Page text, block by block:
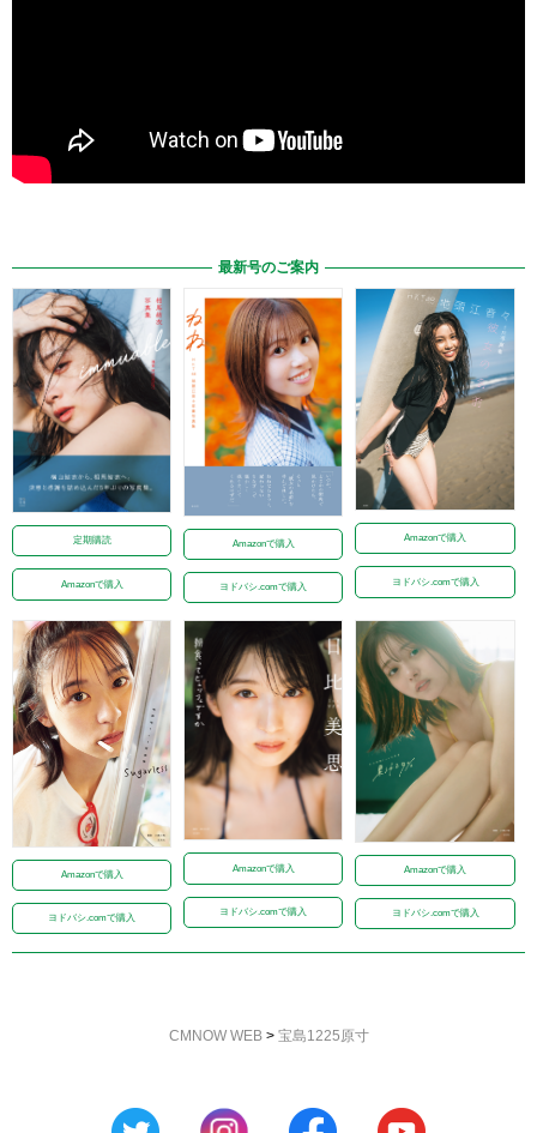
最新号のご案内
定期購読
Amazonで購入
Amazonで購入
ヨドバシ.comで購入
Amazonで購入
ヨドバシ.comで購入
Amazonで購入
ヨドバシ.comで購入
Amazonで購入
ヨドバシ.comで購入
Amazonで購入
ヨドバシ.comで購入
CMNOW WEB> 宝島1225原寸